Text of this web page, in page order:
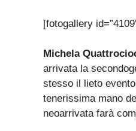
[fotogallery
Michela
arrivata la
stesso il lieto
tenerissima mano
neoarrivata farà